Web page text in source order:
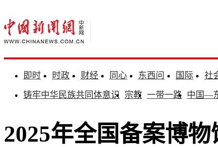
即时 时政 财经 同心 东西问 国际
社
铸牢中华民族共同体意识 宗教 一带一路 中国—
2025年全国备案博